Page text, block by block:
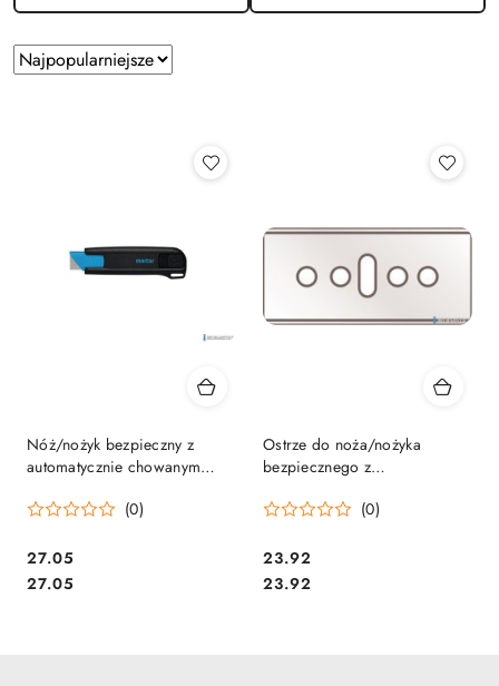
Zastosowano
sortowanie:
Sortuj
według
Nóż/nożyk bezpieczny z
automatycznie chowanym
MARTOR
(0)
Cena:
27.05
Cena:
27.05
Ostrze do noża/nożyka
bezpiecznego z
ostrzem (10szt) SECUNORM
(0)
Cena:
23.92
Cena:
23.92